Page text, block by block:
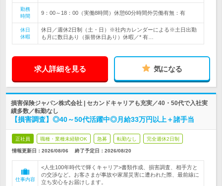
勤務
時間
9：00～18：00（実働8時間）休憩60分時間外労働有無：有
休日
休暇
休日／週休2日制（土・日）※社内カレンダーによる※土日出勤
も月に数日あり（振替休日あり）休暇／* 有…
求人詳細を見る 気になる
損害保険ジャパン株式会社 | セカンドキャリアも充実／40・50代で入社実
績多数／転勤なし
【損害調査】◎40～50代活躍中◎月給33万円以上＋諸手当
正社員 職種・業種未経験OK 急募 転勤なし 完全週休2日制
情報更新日：2026/08/06 終了予定日： 2026/08/20
仕事内容
<人生100年時代で輝くキャリア>書類作成、損害調査、相手方と
の交渉など。お客さまが事故や家屋災害に遭われた際、最前線に
立ち安心をお届けします。